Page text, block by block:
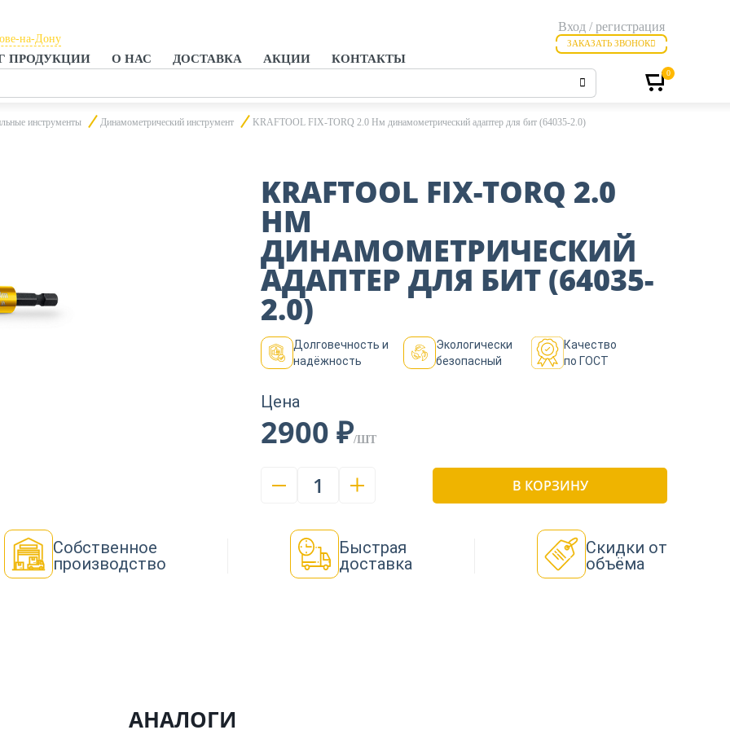
ПРОДУКЦИИ О НАС ДОСТАВКА АКЦИИ КОНТАКТЫ
на-Дону
на-Дону
Вход / регистрация
ЗАКАЗАТЬ ЗВОНОК
0
инструменты Динамометрический инструмент KRAFTOOL FIX-TORQ 2.0 Нм динамометрический адаптер для бит (64035-2.0)
KRAFTOOL FIX-TORQ 2.0
НМ
ДИНАМОМЕТРИЧЕСКИЙ
АДАПТЕР ДЛЯ БИТ (64035-
2.0)
Долговечность и
надёжность
Экологически
безопасный
Качество
по ГОСТ
Цена
2900 ₽/ШТ
1 В КОРЗИНУ
Собственное
производство
Быстрая
доставка
Скидки от
объёма
АНАЛОГИ